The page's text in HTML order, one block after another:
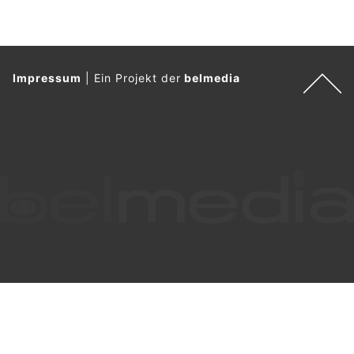
Impressum Ein Projekt derbelmedia